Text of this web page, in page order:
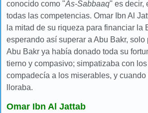
conocido como "As-Sabbaaq" es decir,
todas las competencias. Omar Ibn Al
la mitad de su riqueza para financiar la
esperando así superar a Abu Bakr, solo
Abu Bakr ya había donado toda su
tierno y compasivo; simpatizaba con
compadecía a los miserables, y
lloraba.
Omar Ibn Al Jattab